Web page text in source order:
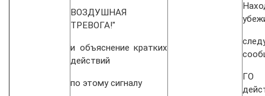
ВОЗДУШНАЯ
ТРЕВОГА!"
и объяснение кратких
действий
по этому сигналу
ГО